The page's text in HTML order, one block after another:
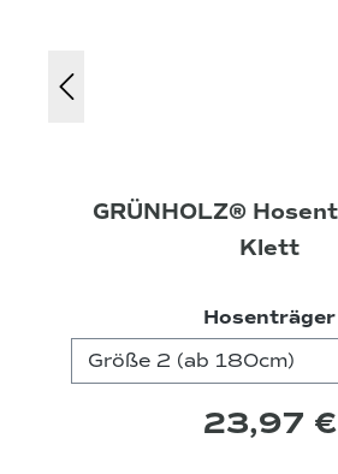
GRÜNHOLZ®
Klett
Hosenträger
23,97 €